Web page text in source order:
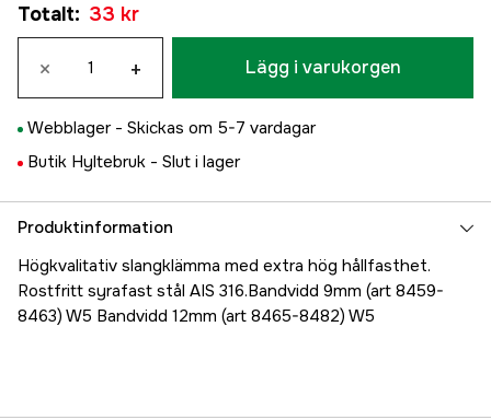
Totalt: 33 kr
× + Lägg i varukorgen
Webblager - Skickas om 5-7 vardagar
Butik Hyltebruk - Slut i lager
Produktinformation
Högkvalitativ slangklämma med extra hög hållfasthet.
Rostfritt syrafast stål AIS 316.Bandvidd 9mm (art 8459-
8463) W5 Bandvidd 12mm (art 8465-8482) W5